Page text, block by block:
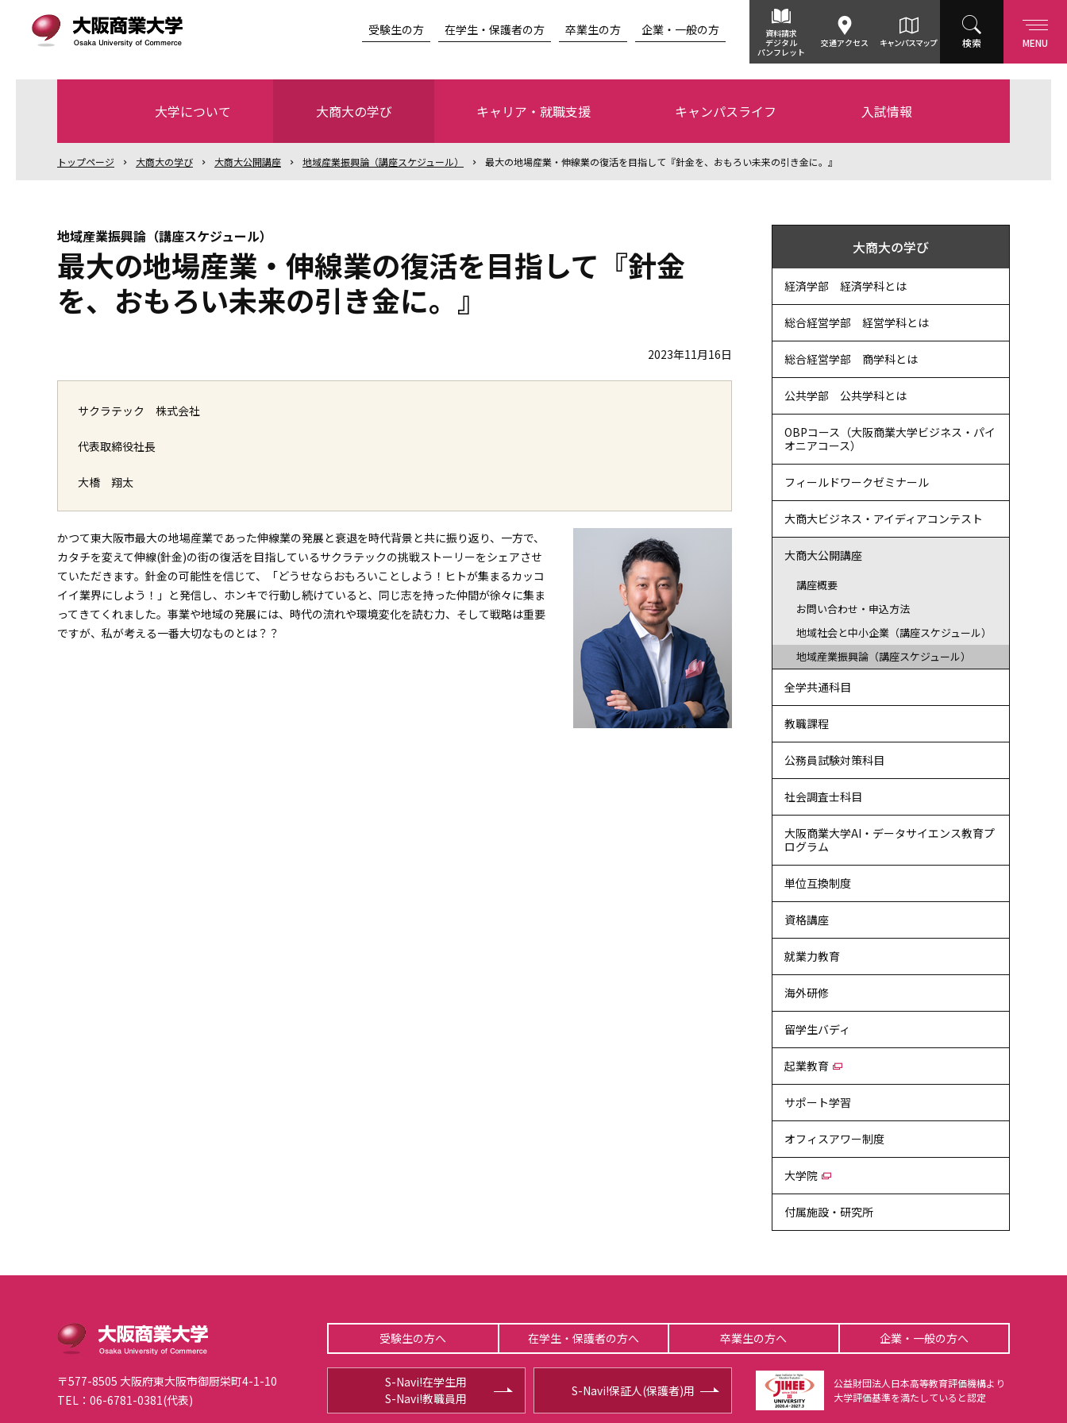
受験生の方 在学生・保護者の方 卒業生の方 企業・一般の方
資料請求
デジタル
パンフレット
交通アクセス キャンパスマップ 検索 MENU
大学について 大商大の学び キャリア・就職支援 キャンパスライフ 入試情報
トップページ 大商大の学び 大商大公開講座 地域産業振興論（講座スケジュール） 最大の地場産業・伸線業の復活を目指して『針金を、おもろい未来の引き金に。』
地域産業振興論（講座スケジュール）
最大の地場産業・伸線業の復活を目指して『針金
を、おもろい未来の引き金に。』
2023年11月16日
サクラテック 株式会社
代表取締役社長
大橋 翔太
かつて東大阪市最大の地場産業であった伸線業の発展と衰退を時代背景と共に振り返り、一方で、
カタチを変えて伸線(針金)の街の復活を目指しているサクラテックの挑戦ストーリーをシェアさせ
ていただきます。針金の可能性を信じて、「どうせならおもろいことしよう！ヒトが集まるカッコ
イイ業界にしよう！」と発信し、ホンキで行動し続けていると、同じ志を持った仲間が徐々に集ま
ってきてくれました。事業や地域の発展には、時代の流れや環境変化を読む力、そして戦略は重要
ですが、私が考える一番大切なものとは？？
大商大の学び
経済学部 経済学科とは
総合経営学部 経営学科とは
総合経営学部 商学科とは
公共学部 公共学科とは
OBPコース（大阪商業大学ビジネス・パイ
オニアコース）
フィールドワークゼミナール
大商大ビジネス・アイディアコンテスト
大商大公開講座
講座概要
お問い合わせ・申込方法
地域社会と中小企業（講座スケジュール）
地域産業振興論（講座スケジュール）
全学共通科目
教職課程
公務員試験対策科目
社会調査士科目
大阪商業大学AI・データサイエンス教育プ
ログラム
単位互換制度
資格講座
就業力教育
海外研修
留学生バディ
起業教育
サポート学習
オフィスアワー制度
大学院
付属施設・研究所
〒577-8505 大阪府東大阪市御厨栄町4-1-10
TEL：06-6781-0381(代表)
受験生の方へ 在学生・保護者の方へ 卒業生の方へ 企業・一般の方へ
S-Navi!在学生用
S-Navi!教職員用
S-Navi!保証人(保護者)用
公益財団法人日本高等教育評価機構より
大学評価基準を満たしていると認定